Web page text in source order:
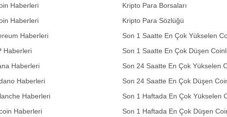
Haberleri
Haberleri
Haberleri
Haberleri
Haberleri
Haberleri
Haberleri
Haberleri
Kripto Para Borsaları
Kripto Para Sözlüğü
Son 1 Saatte En Çok Yükselen
Son 1 Saatte En Çok Düşen
Son 24 Saatte En Çok Yükselen
Son 24 Saatte En Çok Düşen
Son 1 Haftada En Çok Yükselen
Son 1 Haftada En Çok Düşen